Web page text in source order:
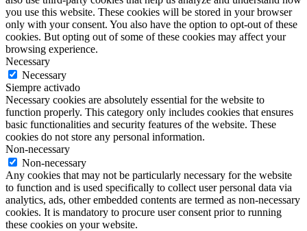
you use this website. These cookies will be stored in your browser
only with your consent. You also have the option to opt-out of these
cookies. But opting out of some of these cookies may affect your
browsing experience.
Necessary
Necessary
Siempre activado
Necessary cookies are absolutely essential for the website to
function properly. This category only includes cookies that ensures
basic functionalities and security features of the website. These
cookies do not store any personal information.
Non-necessary
Non-necessary
Any cookies that may not be particularly necessary for the website
to function and is used specifically to collect user personal data via
analytics, ads, other embedded contents are termed as non-necessary
cookies. It is mandatory to procure user consent prior to running
these cookies on your website.